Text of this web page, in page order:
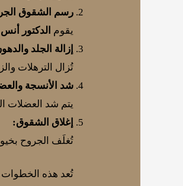
رسم الشقوق
يقوم الدكتور
إزالة الجلد
تُزال الترهلات
شد الأنسجة
يتم شد العضلات
إغلاق الشقوق:
تُغلَف الجروح
تُعد هذه الخطوات